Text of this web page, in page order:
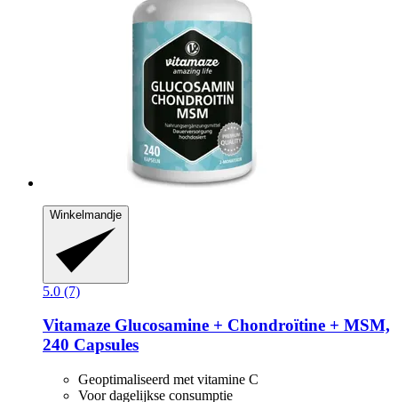
Winkelmandje
5.0 (7)
Vitamaze Glucosamine + Chondroïtine + MSM,
240 Capsules
Geoptimaliseerd met vitamine C
Voor dagelijkse consumptie